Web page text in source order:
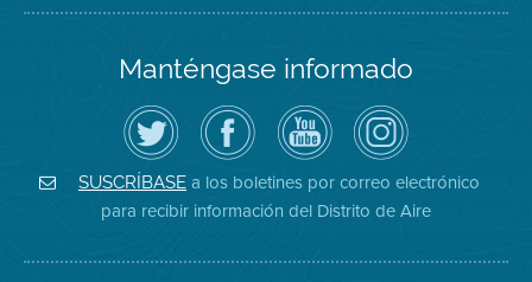
Manténgase informado
Siga
el
Distrito
de
Aire
en
Twitter
Visite
la
página
de
Facebook
del
Distrito
Canal
de
YouTube
del
Distrito
de
Aire
Air
District
on
Instagram
SUSCRÍBASE a los boletines por correo electrónico
para recibir información del Distrito de Aire